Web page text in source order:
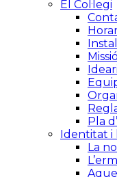
El Col·legi
Pla
Identitat i
La